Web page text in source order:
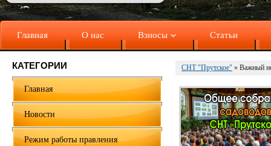
Главная О нас Взносы Статьи
КАТЕГОРИИ
Главная
Новости
Режим работы правления
СНТ "Прутское" » Важный